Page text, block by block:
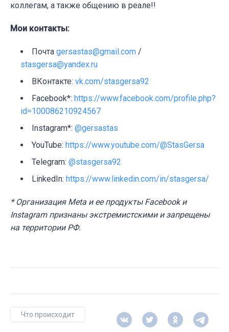
коллегам, а также общению в реале!!
Мои контакты:
Почта gersastas@gmail.com /
stasgersa@yandex.ru
ВКонтакте: vk.com/stasgersa92
Facebook*: https://www.facebook.com/profile.php?
id=100086210924567
Instagram*: @gersastas
YouTube: https://www.youtube.com/@StasGersa
Telegram: @stasgersa92
LinkedIn: https://www.linkedin.com/in/stasgersa/
* Организация Meta и ее продукты Facebook и
Instagram признаны экстремистскими и запрещены
на территории РФ.
Что происходит